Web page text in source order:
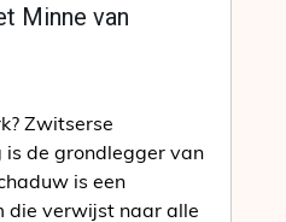
Minne van
Zwitserse
is de grondlegger van
is een
die verwijst naar alle